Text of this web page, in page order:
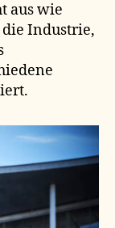
aus wie
Industrie,